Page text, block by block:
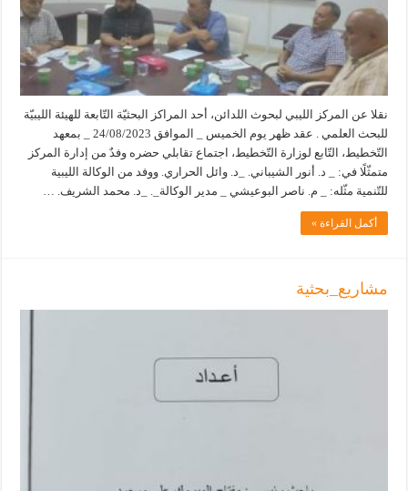
نقلا عن المركز الليبي لبحوث اللدائن، أحد المراكز البحثيّة التّابعة للهيئة الليبيّة
للبحث العلمي . عقد ظهر يوم الخميس _ الموافق 24/08/2023 _ بمعهد
التّخطيط، التّابع لوزارة التّخطيط، اجتماع تقابلي حضره وفدٌ من إدارة المركز
متمثّلًا في: _ د. أنور الشيباني. _د. وائل الحراري. ووفد من الوكالة الليبية
للتّنمية مثّله: _ م. ناصر البوعيشي _ مدير الوكالة_. _د. محمد الشريف. …
أكمل القراءة »
مشاريع_بحثية